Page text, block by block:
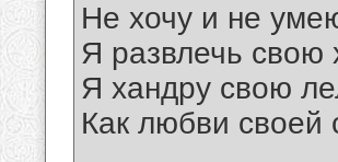
Не хочу и не
Я развлечь свою
Я хандру свою
Как любви своей